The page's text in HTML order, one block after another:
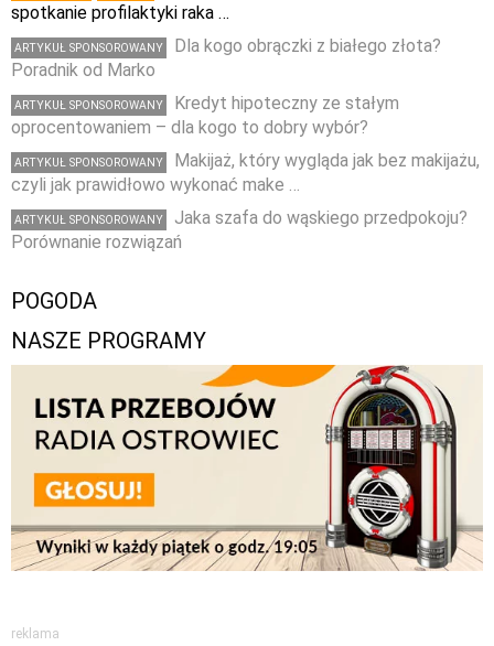
spotkanie profilaktyki raka …
ARTYKUŁ SPONSOROWANY
Dla kogo obrączki z białego złota?
Poradnik od Marko
ARTYKUŁ SPONSOROWANY
Kredyt hipoteczny ze stałym
oprocentowaniem – dla kogo to dobry wybór?
ARTYKUŁ SPONSOROWANY
Makijaż, który wygląda jak bez makijażu,
czyli jak prawidłowo wykonać make …
ARTYKUŁ SPONSOROWANY
Jaka szafa do wąskiego przedpokoju?
Porównanie rozwiązań
POGODA
NASZE PROGRAMY
reklama